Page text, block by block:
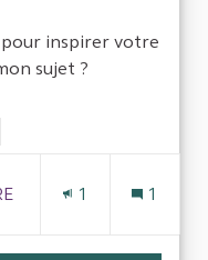
pour inspirer votre
sujet ?
: Économie & finances
1 1